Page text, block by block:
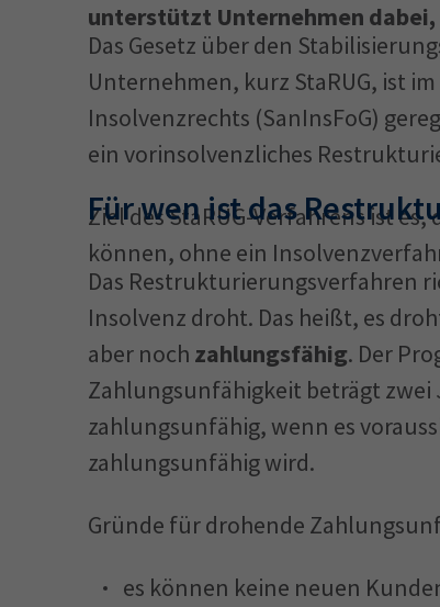
unterstützt Unternehmen dabei,
Das Gesetz über den
Unternehmen, kurz StaRUG, ist
Insolvenzrechts (SanInsFoG)
ein vorinsolvenzliches
Ziel des StaRUG-Verfahrens ist
können, ohne ein
Für wen ist das
Das Restrukturierungsverfahren
Insolvenz droht. Das heißt, es
aber noch zahlungsfähig. Der
Zahlungsunfähigkeit beträgt
zahlungsunfähig, wenn es
zahlungsunfähig wird.
Gründe für drohende
es können keine neuen